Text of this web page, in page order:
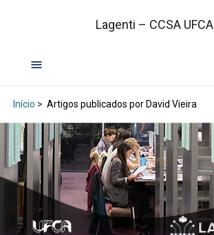
Lagenti – CCSA UFCA
Início > Artigos publicados por David Vieira